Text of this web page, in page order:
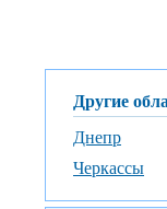
Другие
Днепр
Черкассы